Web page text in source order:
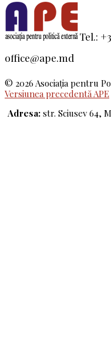
Tel.:
office@ape.md
© 2026 Asociaţia pentru
Versiunea precedentă APE
Adresa: str. Sciusev 64,